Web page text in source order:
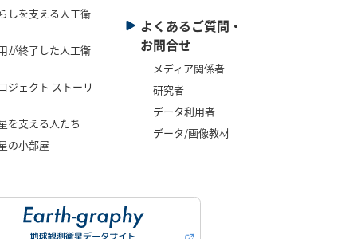
を支える人工衛
終了した人工衛
ジェクト ストーリ
支える人たち
小部屋
よくあるご質問・
お問合せ
メディア関係者
研究者
データ利用者
データ/画像教材